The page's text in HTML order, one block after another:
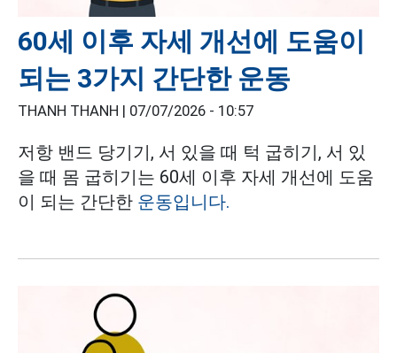
60세 이후 자세 개선에 도움이
되는 3가지 간단한 운동
THANH THANH | 07/07/2026 - 10:57
저항 밴드 당기기, 서 있을 때 턱 굽히기, 서 있
을 때 몸 굽히기는 60세 이후 자세 개선에 도움
이 되는 간단한 운동입니다.